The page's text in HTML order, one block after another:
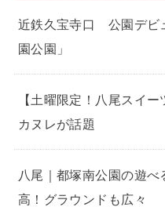
近鉄久宝寺口 公園デビ
園公園」
【土曜限定！八尾スイ
カヌレが話題
八尾｜都塚南公園の遊
高！グラウンドも広々